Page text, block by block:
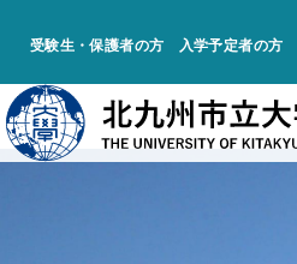
受験生・保護者の方 入学予定者の方